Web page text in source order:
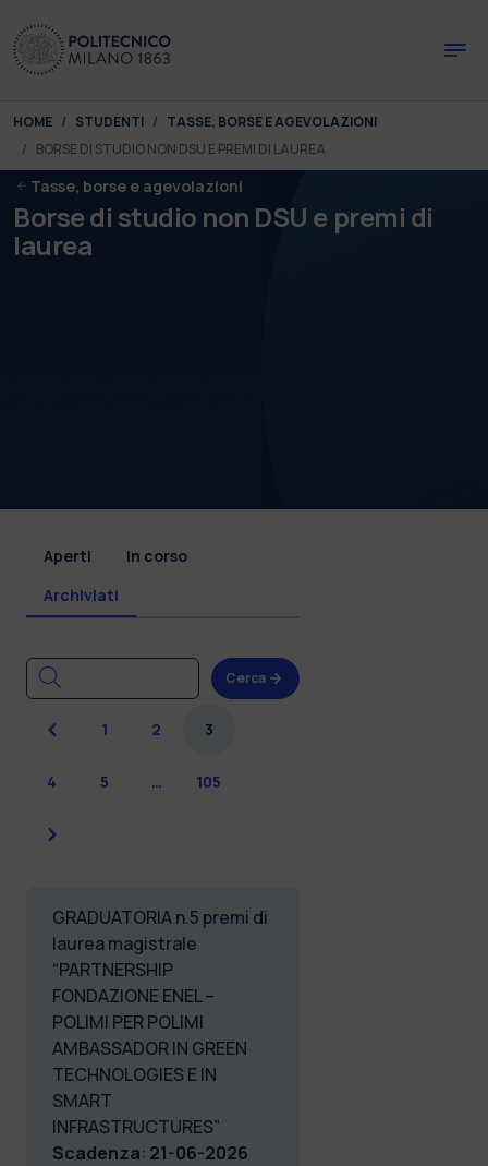
You are here:
HOME STUDENTI
TASSE, BORSE E AGEVOLAZIONI
BORSE DI STUDIO NON DSU E PREMI DI LAUREA
Tasse, borse e agevolazioni
Borse di studio non DSU e premi di
laurea
Aperti
In corso
Archiviati
Cerca
Precedente
1 2 3
4 5 … 105
Successiva
GRADUATORIA n.5 premi di
laurea magistrale
“PARTNERSHIP
FONDAZIONE ENEL –
POLIMI PER POLIMI
AMBASSADOR IN GREEN
TECHNOLOGIES E IN
SMART
INFRASTRUCTURES”
Scadenza: 21-06-2026